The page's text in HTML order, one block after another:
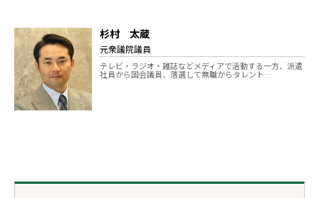
杉村 太蔵
元衆議院議員
テレビ・ラジオ・雑誌などメディアで活動する一方、派遣
社員から国会議員、落選して無職からタレント…